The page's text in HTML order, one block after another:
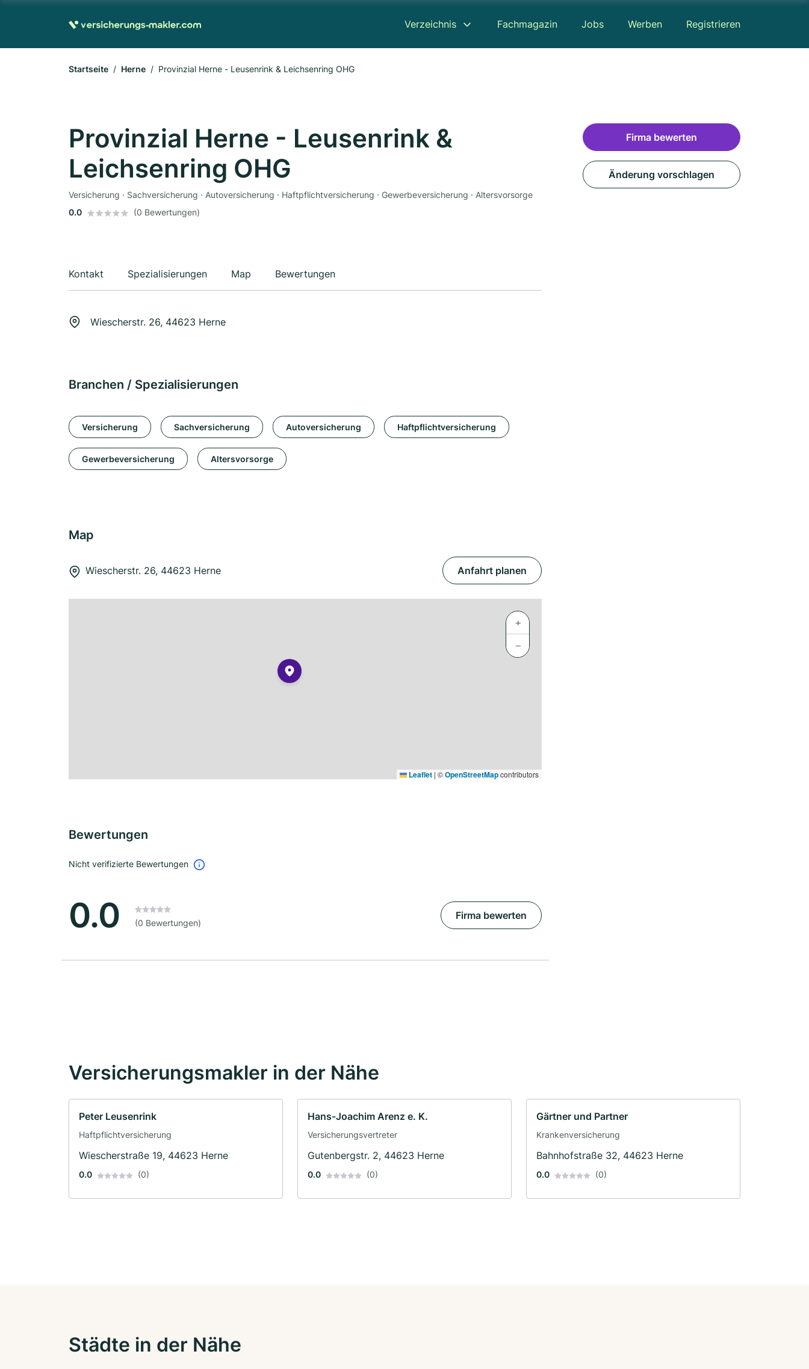
Verzeichnis Fachmagazin Jobs Werben Registrieren
Startseite Herne Provinzial Herne - Leusenrink & Leichsenring OHG
Provinzial Herne - Leusenrink &
Leichsenring OHG
Versicherung · Sachversicherung · Autoversicherung · Haftpflichtversicherung · Gewerbeversicherung · Altersvorsorge
0.0
(0 Bewertungen)
Kontakt Spezialisierungen Map Bewertungen
Wiescherstr. 26, 44623 Herne
Branchen / Spezialisierungen
Versicherung Sachversicherung Autoversicherung Haftpflichtversicherung
Gewerbeversicherung Altersvorsorge
Map
Wiescherstr. 26, 44623 Herne Anfahrt planen
+
−
Leaflet | ©OpenStreetMapcontributors
Bewertungen
Nicht verifizierte Bewertungen
0.0 (0 Bewertungen)
Firma bewerten
Firma bewerten
Änderung vorschlagen
Versicherungsmakler in der Nähe
Peter Leusenrink
Haftpflichtversicherung
Wiescherstraße 19, 44623 Herne
0.0 (0)
Hans-Joachim Arenz e. K.
Versicherungsvertreter
Gutenbergstr. 2, 44623 Herne
0.0 (0)
Gärtner und Partner
Krankenversicherung
Bahnhofstraße 32, 44623 Herne
0.0 (0)
Städte in der Nähe